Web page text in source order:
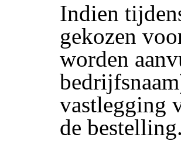
Indien
gekozen
worden
vastlegging
de bestelling.